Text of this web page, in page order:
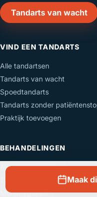
Tandarts van wacht
VIND EEN TANDARTS
Alle tandartsen
Tandarts van wacht
Spoedtandarts
Tandarts zonder
Praktijk toevoegen
BEHANDELINGEN
Alle behandelingen
Mondhygiënist
Maak